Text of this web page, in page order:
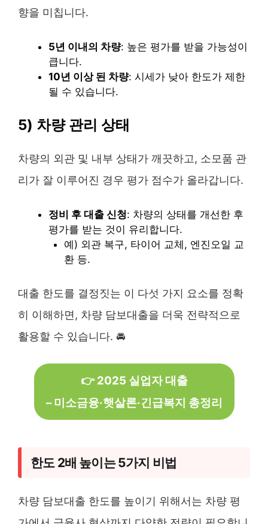
향을 미칩니다.
5년 이내의 차량: 높은 평가를 받을 가능성이
큽니다.
10년 이상 된 차량: 시세가 낮아 한도가 제한
될 수 있습니다.
5) 차량 관리 상태
차량의 외관 및 내부 상태가 깨끗하고, 소모품 관
리가 잘 이루어진 경우 평가 점수가 올라갑니다.
정비 후 대출 신청: 차량의 상태를 개선한 후
평가를 받는 것이 유리합니다.
예) 외관 복구, 타이어 교체, 엔진오일 교
환 등.
대출 한도를 결정짓는 이 다섯 가지 요소를 정확
히 이해하면, 차량 담보대출을 더욱 전략적으로
활용할 수 있습니다. 🚘
👉 2025 실업자 대출
– 미소금융·햇살론·긴급복지 총정리
한도 2배 높이는 5가지 비법
차량 담보대출 한도를 높이기 위해서는 차량 평